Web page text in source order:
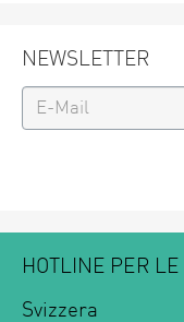
NEWSLETTER
HOTLINE PER LE
Svizzera